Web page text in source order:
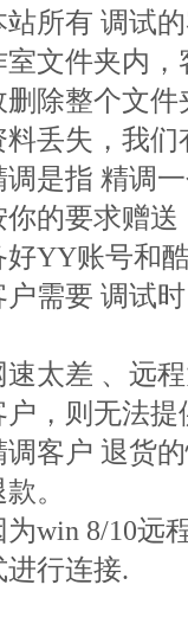
所有 调试
室文件夹内
删除整个文
料丢失，我
是指 精调
你的要求赠
好YY账号和
需要 调试
太差 、远
户，则无法
客户 退货
。
win 8/10远
进行连接.